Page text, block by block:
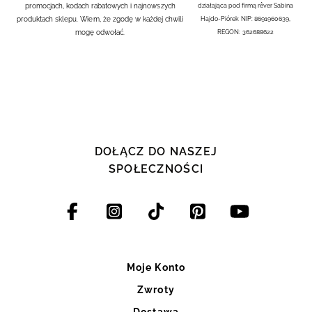
promocjach, kodach rabatowych i najnowszych
produktach sklepu. Wiem, że zgodę w każdej chwili
mogę odwołać.
działająca pod firmą rêver Sabina
Hajdo-Piórek NIP: 8691960639,
REGON: 362688622
DOŁĄCZ DO NASZEJ
SPOŁECZNOŚCI
Moje Konto
Zwroty